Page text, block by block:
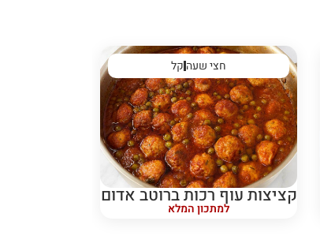
חצי שעה קל
קציצות עוף רכות ברוטב אדום
למתכון המלא